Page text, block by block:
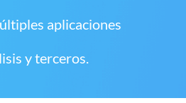
aplicaciones
y terceros.